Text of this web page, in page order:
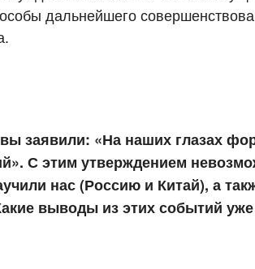
дальнейшего
заявили: «На наших глазах
С этим утверждением
нас (Россию и Китай), а
выводы из этих событий